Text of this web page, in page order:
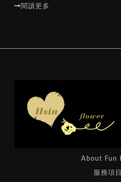
閱讀更多
About Fun
服務項目